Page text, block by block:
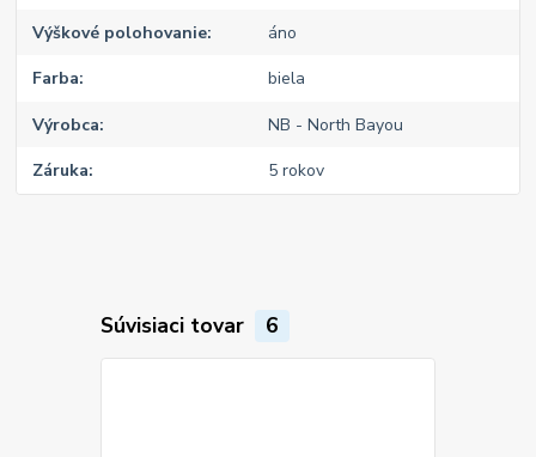
Výškové polohovanie áno
Farba biela
Výrobca NB - North Bayou
Záruka 5 rokov
Súvisiaci tovar 6